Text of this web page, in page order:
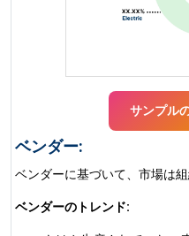
サンプル
ベンダー:
ベンダーに基づいて、市場は
ベンダーのトレンド: